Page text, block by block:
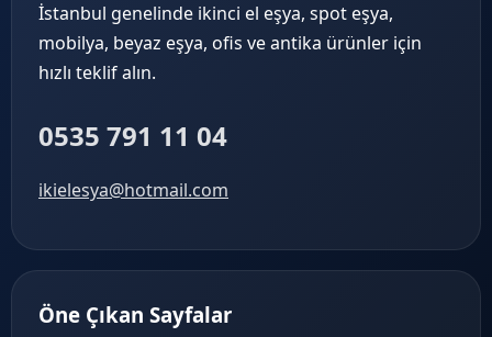
İstanbul genelinde ikinci el eşya, spot eşya,
mobilya, beyaz eşya, ofis ve antika ürünler için
hızlı teklif alın.
0535 791 11 04
ikielesya@hotmail.com
Öne Çıkan Sayfalar